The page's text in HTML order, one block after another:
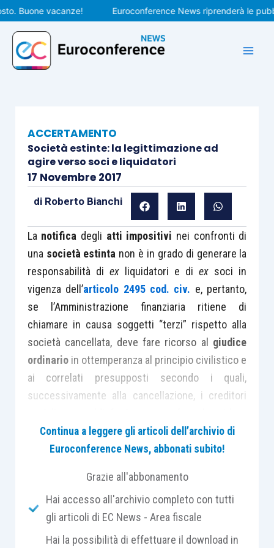
Vai
al
contenuto
vacanze! Euroconference News riprenderà le
ACCERTAMENTO
Società estinte: la legittimazione ad
agire verso soci e liquidatori
17 Novembre 2017
di Roberto Bianchi
La notifica degli atti impositivi nei confronti di
una società estinta non è in grado di generare la
responsabilità di exliquidatori e diex soci in
vigenza dell’articolo 2495 cod. civ. e, pertanto,
se l’Amministrazione finanziaria ritiene di
chiamare in causa soggetti “terzi” rispetto alla
società cancellata, deve fare ricorso al giudice
ordinarioin ottemperanza al principio civilistico e
ai correlati presupposti secondo i quali,
successivamente alla cancellazione, i creditori
crediti nei confronti dei soci sino alla
concorrenza delle somme da questi riscosse in
confronti dei liquidatori, se il mancato pagamento
fosse dipeso da lorocolpe.
Tuttavia, dando risalto ai recenti orientamenti
Continua a leggere gli articoli dell’archivio di
Euroconference News, abbonati subito!
Grazie all'abbonamento
Hai accesso all'archivio completo con tutti
gli articoli di EC News - Area fiscale
Hai la possibilità di effettuare il download in